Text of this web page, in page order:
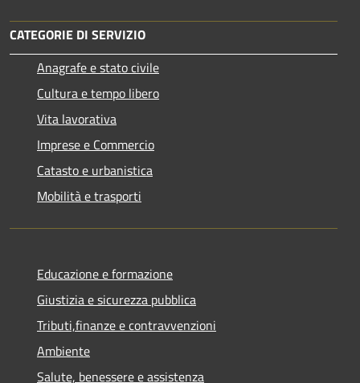
CATEGORIE DI SERVIZIO
Anagrafe e stato civile
Cultura e tempo libero
Vita lavorativa
Imprese e Commercio
Catasto e urbanistica
Mobilità e trasporti
Educazione e formazione
Giustizia e sicurezza pubblica
Tributi,finanze e contravvenzioni
Ambiente
Salute, benessere e assistenza